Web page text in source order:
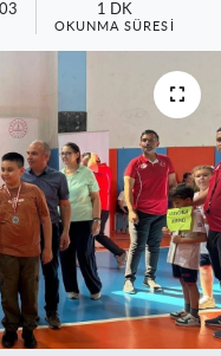
1 DK
OKUNMA SÜRESI